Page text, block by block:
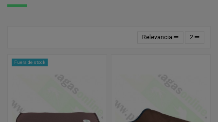
Relevancia 2
Fuera de stock